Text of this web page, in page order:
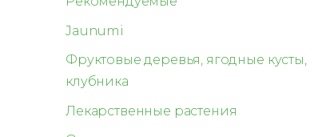
Jaunumi
Фруктовые деревья, ягодные кусты,
клубника
Лекарственные растения